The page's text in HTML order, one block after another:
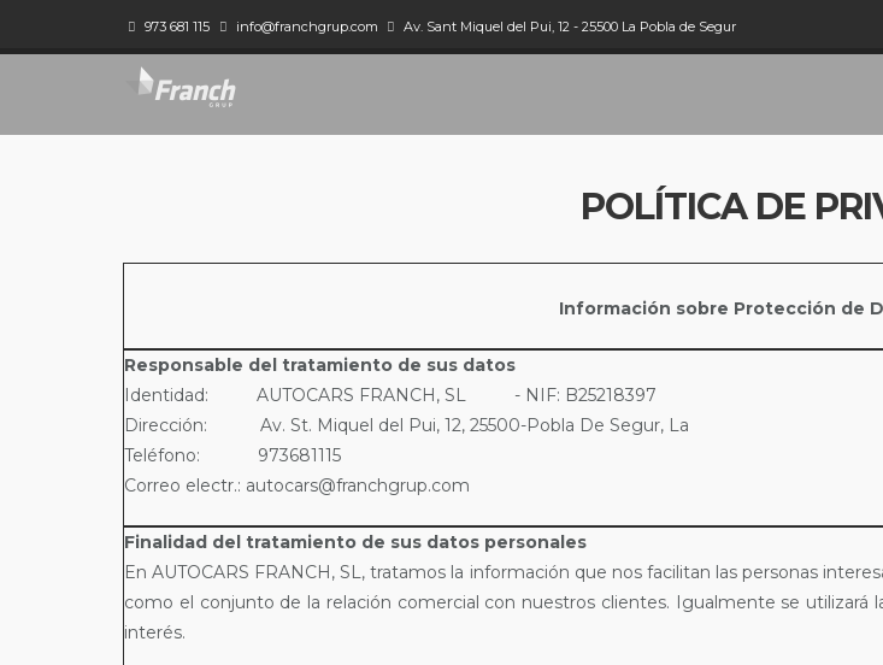
973 681 115 info@franchgrup.com Av. Sant Miquel del Pui, 12 - 25500 La Pobla de Segur
Inicio Política de Privacidad
POLÍTICA DE
Información sobre Protección de
Responsable del tratamiento de sus datos
Identidad: AUTOCARS FRANCH, SL - NIF: B25218397
Dirección: Av. St. Miquel del Pui, 12, 25500-Pobla De Segur, La
Teléfono: 973681115
Correo electr.: autocars@franchgrup.com
Finalidad del tratamiento de sus datos personales
En AUTOCARS FRANCH, SL, tratamos la información que nos facilitan las personas
como el conjunto de la relación comercial con nuestros clientes. Igualmente se utilizará
interés.